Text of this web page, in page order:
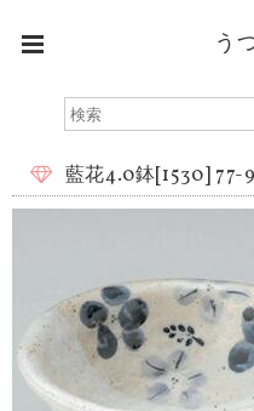
う
藍花4.0鉢[1530] 77-